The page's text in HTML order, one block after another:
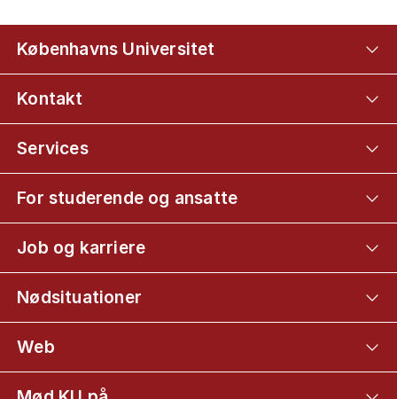
Københavns Universitet
Kontakt
Services
For studerende og ansatte
Job og karriere
Nødsituationer
Web